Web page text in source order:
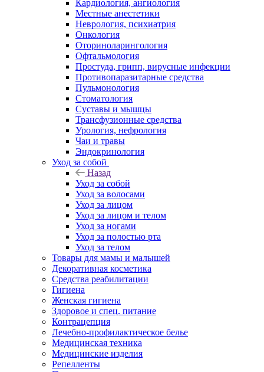
Кардиология, ангиология
Местные анестетики
Неврология, психиатрия
Онкология
Оториноларингология
Офтальмология
Простуда, грипп, вирусные инфекции
Противопаразитарные средства
Пульмонология
Стоматология
Суставы и мышцы
Трансфузионные средства
Урология, нефрология
Чаи и травы
Эндокринология
Уход за собой
Назад
Уход за собой
Уход за волосами
Уход за лицом
Уход за лицом и телом
Уход за ногами
Уход за полостью рта
Уход за телом
Товары для мамы и малышей
Декоративная косметика
Средства реабилитации
Гигиена
Женская гигиена
Здоровое и спец. питание
Контрацепция
Лечебно-профилактическое белье
Медицинская техника
Медицинские изделия
Репелленты